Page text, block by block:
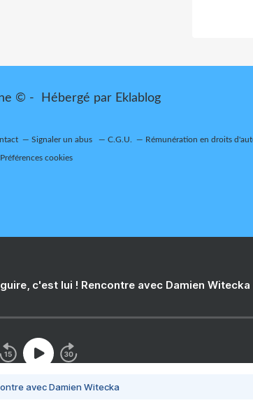
© - Hébergé par Eklablog
Signaler un abus C.G.U. Rémunération en droits
Préférences cookies
c'est lui ! Rencontre avec Damien Witecka
avec Damien Witecka